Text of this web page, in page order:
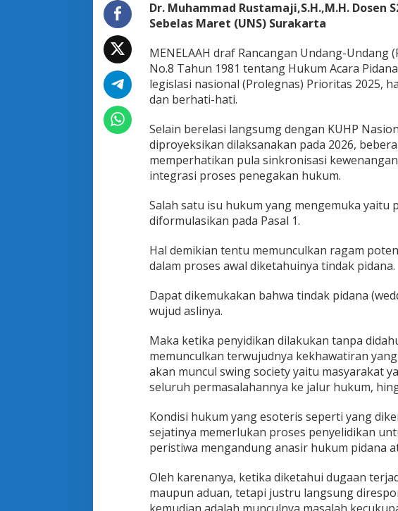
n
y
e
i
d
a
d
a
n
P
e
y
i
i
k
a
d
a
a
m
R
U
U
K
H
A
P
Dr. Muhammad Rustamaji,S.H.,M.H. Dosen
Sebelas Maret (UNS) Surakarta
MENELAAH draf Rancangan Undang-Undang
No.8 Tahun 1981 tentang Hukum Acara
legislasi nasional (Prolegnas) Prioritas 2025,
dan berhati-hati.
Selain berelasi langsumg dengan KUHP
diproyeksikan dilaksanakan pada 2026,
memperhatikan pula sinkronisasi
integrasi proses penegakan hukum.
Salah satu isu hukum yang mengemuka yaitu
diformulasikan pada Pasal 1.
Hal demikian tentu memunculkan ragam
dalam proses awal diketahuinya tindak pidana.
Dapat dikemukakan bahwa tindak pidana
wujud aslinya.
Maka ketika penyidikan dilakukan tanpa
memunculkan terwujudnya kekhawatiran
akan muncul swing society yaitu masyarakat
seluruh permasalahannya ke jalur hukum,
Kondisi hukum yang esoteris seperti yang
sejatinya memerlukan proses penyelidikan
peristiwa mengandung anasir hukum pidana
Oleh karenanya, ketika diketahui dugaan
maupun aduan, tetapi justru langsung